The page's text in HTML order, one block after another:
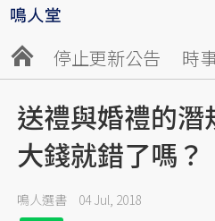
停止更新公告 時
送禮與婚禮的
大錢就錯了嗎？
鳴人選書 04 Jul, 2018